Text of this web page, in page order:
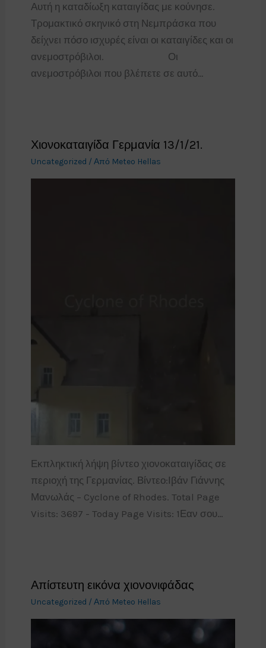
Αυτή η καταδίωξη καταιγίδας με κούνησε.
Τρομακτικό σκηνικό στη Νεμπράσκα που
δείχνει πόσο ισχυρές είναι οι καταιγίδες και οι
ανεμοστρόβιλοι.⠀⠀⠀⠀⠀⠀⠀⠀⠀Οι
ανεμοστρόβιλοι που βλέπετε σε αυτό…
Χιονοκαταιγίδα Γερμανία 13/1/21.
Uncategorized / Από Meteo Hellas
Εκπληκτική λήψη βίντεο χιονοκαταιγίδας σε
περιοχή της Γερμανίας. Βίντεο:Ιβάν Γιάννης
Μανωλάς – Cyclone of Rhodes. Total Page
Visits: 3697 - Today Page Visits: 1Εαν σου…
Απίστευτη εικόνα χιονονιφάδας
Uncategorized / Από Meteo Hellas